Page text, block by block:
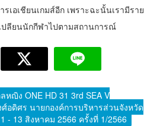
เอเชียนเกมส์อีก เพราะฉะนั้นเรามีราย
ปลียนนักกีฬาไปตามสถานการณ์
หญิง ONE HD 31 3rd SEA V
อดิศร นายกองค์การบริหารส่วนจังหวัด
- 13 สิงหาคม 2566 ครั้งที่ 1/2566